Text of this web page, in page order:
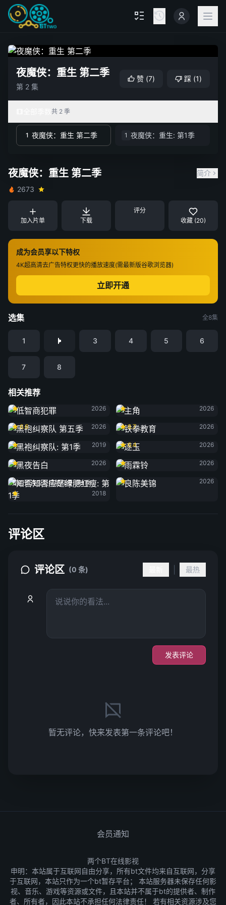
夜魔侠：重生 第二季
第 2 集
赞 (7) 踩 (1)
共 2 季
1 夜魔侠：重生 第二季 1 夜魔侠：重生: 第1季
夜魔侠：重生 第二季
简介
2673
加入片单 下载
评分
收藏 (20)
成为会员享以下特权
4K超高清去广告特权更快的播放速度(需最新版谷歌浏览器)
立即开通
选集 全8集
1 3 4 5 6
7 8
相关推荐
低智商犯罪
2026
2026
黑袍纠察队 第五季
6.6
2026
铁拳教育
8.7
2026
黑袍纠察队: 第1季
2019
逐玉
6.4
2026
黑夜告白
2026
雨霖铃
2026
知否知否应是绿肥红瘦: 第1季
2018
良陈美锦
2026
评论区
评论区 (0 条) 最热
发表评论
暂无评论，快来发表第一条评论吧！
会员通知
两个BT在线影视
申明：本站属于互联网自由分享，所有bt文件均来自互联网，分享
于互联网，本站只作为一个bt暂存平台； 本站服务器未保存任何影
视、音乐、游戏等资源或文件，且本站并不属于bt的提供者、制作
者、所有者，因此本站不承担任何法律责任！ 若有相关资源涉及您